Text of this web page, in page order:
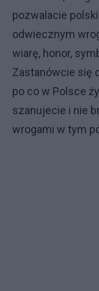
pozwalacie
odwiecznym
wiarę, honor,
Zastanówcie się
po co w Polsce
szanujecie i nie
wrogami w tym